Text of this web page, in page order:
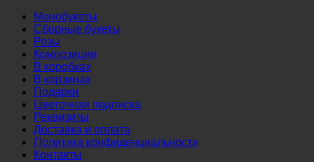
Монобукеты
Сборные букеты
Розы
Композиции
В коробках
В корзинах
Подарки
Цветочная подписка
Реквизиты
Доставка и оплата
Политика конфиденциальности
Контакты